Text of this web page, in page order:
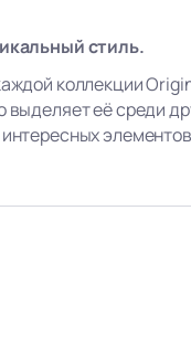
стиль.
коллекции
выделяет её среди